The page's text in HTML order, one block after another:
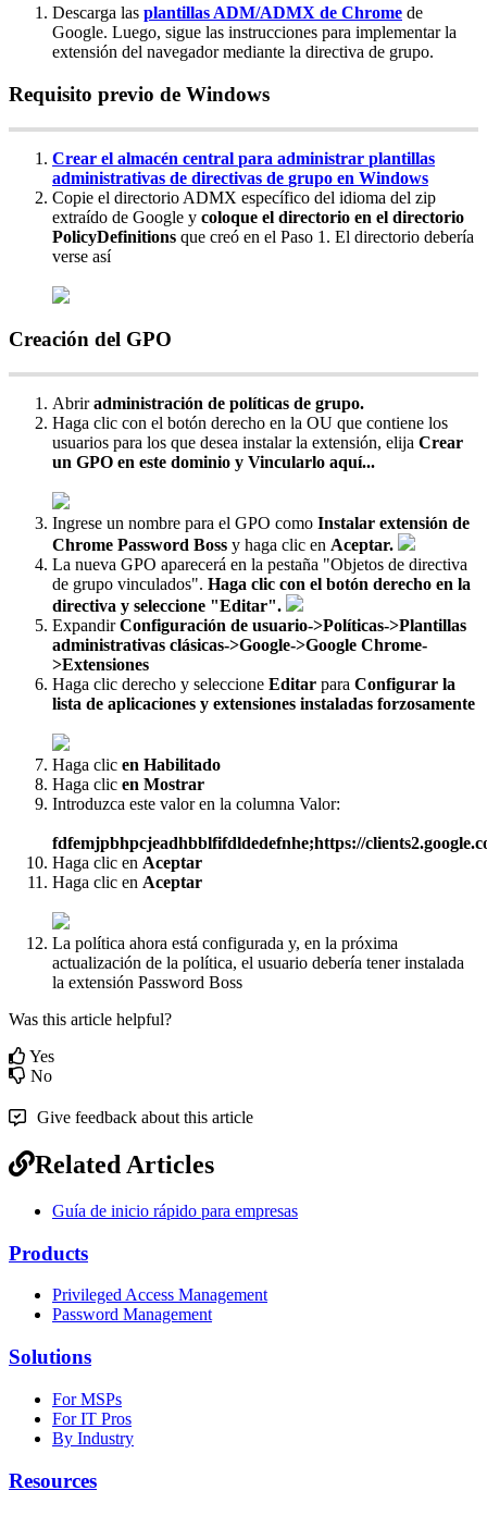
Descarga las plantillas ADM/ADMX de Chrome de
Google. Luego, sigue las instrucciones para implementar la
extensión del navegador mediante la directiva de grupo.
Requisito previo de Windows
Crear el almacén central para administrar plantillas
administrativas de directivas de grupo en Windows
Copie el directorio ADMX específico del idioma del zip
extraído de Google y coloque el directorio en el directorio
PolicyDefinitions que creó en el Paso 1 . El directorio debería
verse así
Creación del GPO
Abrir administración de políticas de grupo.
Haga clic con el botón derecho en la OU que contiene los
usuarios para los que desea instalar la extensión, elija Crear
un GPO en este dominio y Vincularlo aquí...
Ingrese un nombre para el GPO como Instalar extensión de
Chrome Password Boss y haga clic en Aceptar.
La nueva GPO aparecerá en la pestaña "Objetos de directiva
de grupo vinculados". Haga clic con el botón derecho en la
directiva y seleccione "Editar".
Expandir Configuración de usuario->Políticas->Plantillas
administrativas clásicas->Google->Google Chrome-
>Extensiones
Haga clic derecho y seleccione Editar para Configurar la
lista de aplicaciones y extensiones instaladas forzosamente
Haga clic en Habilitado
Haga clic en Mostrar
Introduzca este valor en la columna Valor:
fdfemjpbhpcjeadhbblfifdldedefnhe;https://clients2.google.
Haga clic en Aceptar
Haga clic en Aceptar
La política ahora está configurada y, en la próxima
actualización de la política, el usuario debería tener instalada
la extensión Password Boss
Was this article helpful?
Yes
No
Give feedback about this article
Related Articles
Guía de inicio rápido para empresas
Products
Privileged Access Management
Password Management
Solutions
For MSPs
For IT Pros
By Industry
Resources